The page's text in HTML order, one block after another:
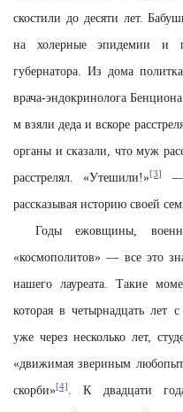
скостили до десяти лет.
на холерные эпидемии и
губернатора. Из дома
врача-эндокринолога
м взяли деда и вскоре
органы и сказали, что муж
расстрелял. «Утешили!»[3] —
рассказывая историю своей
Годы ежовщины,
«космополитов» — все это
нашего лауреата. Такие
которая в четырнадцать лет
уже через несколько лет,
«движимая звериным
скорби»[4] . К двадцати